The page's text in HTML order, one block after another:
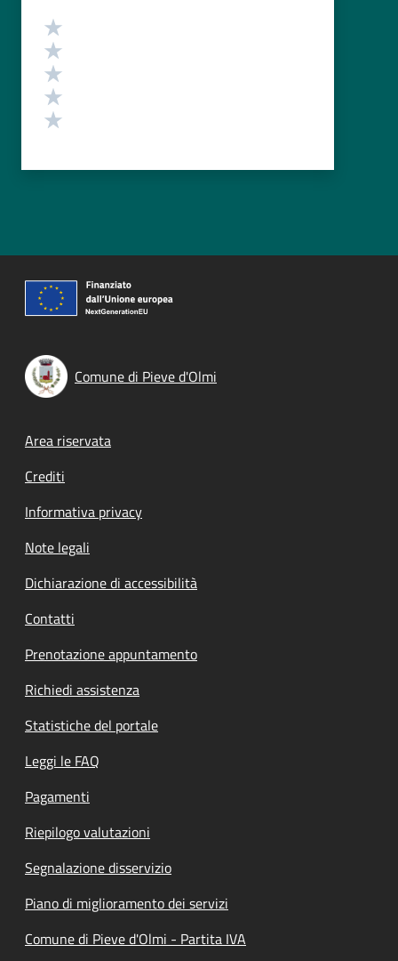
Valutazione
Comune di Pieve d'Olmi
Footer menu
Area riservata
Crediti
Informativa privacy
Note legali
Dichiarazione di accessibilità
Contatti
Prenotazione appuntamento
Richiedi assistenza
Statistiche del portale
Leggi le FAQ
Pagamenti
Riepilogo valutazioni
Segnalazione disservizio
Piano di miglioramento dei servizi
Comune di Pieve d'Olmi - Partita IVA